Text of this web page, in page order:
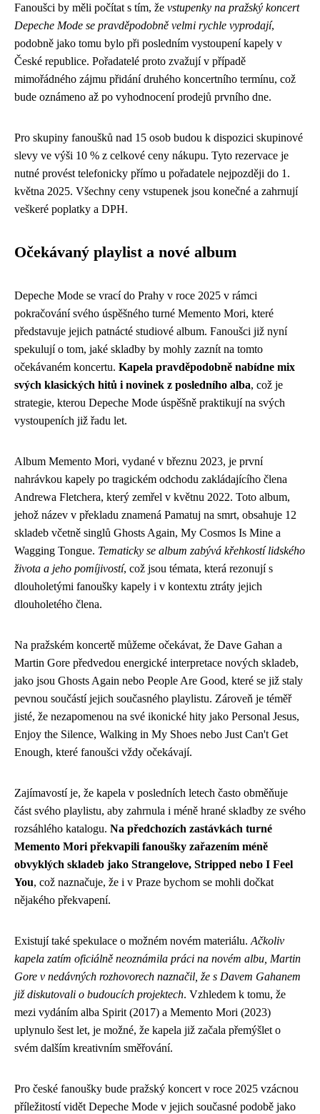
Fanoušci by měli počítat s tím, že vstupenky na pražský koncert
Depeche Mode se pravděpodobně velmi rychle vyprodají,
podobně jako tomu bylo při posledním vystoupení kapely v
České republice. Pořadatelé proto zvažují v případě
mimořádného zájmu přidání druhého koncertního termínu, což
bude oznámeno až po vyhodnocení prodejů prvního dne.
Pro skupiny fanoušků nad 15 osob budou k dispozici skupinové
slevy ve výši 10 % z celkové ceny nákupu. Tyto rezervace je
nutné provést telefonicky přímo u pořadatele nejpozději do 1.
května 2025. Všechny ceny vstupenek jsou konečné a zahrnují
veškeré poplatky a DPH.
Očekávaný playlist a nové album
Depeche Mode se vrací do Prahy v roce 2025 v rámci
pokračování svého úspěšného turné Memento Mori, které
představuje jejich patnácté studiové album. Fanoušci již nyní
spekulují o tom, jaké skladby by mohly zaznít na tomto
očekávaném koncertu. Kapela pravděpodobně nabídne mix
svých klasických hitů i novinek z posledního alba, což je
strategie, kterou Depeche Mode úspěšně praktikují na svých
vystoupeních již řadu let.
Album Memento Mori, vydané v březnu 2023, je první
nahrávkou kapely po tragickém odchodu zakládajícího člena
Andrewa Fletchera, který zemřel v květnu 2022. Toto album,
jehož název v překladu znamená Pamatuj na smrt, obsahuje 12
skladeb včetně singlů Ghosts Again, My Cosmos Is Mine a
Wagging Tongue. Tematicky se album zabývá křehkostí lidského
života a jeho pomíjivostí, což jsou témata, která rezonují s
dlouholetými fanoušky kapely i v kontextu ztráty jejich
dlouholetého člena.
Na pražském koncertě můžeme očekávat, že Dave Gahan a
Martin Gore předvedou energické interpretace nových skladeb,
jako jsou Ghosts Again nebo People Are Good, které se již staly
pevnou součástí jejich současného playlistu. Zároveň je téměř
jisté, že nezapomenou na své ikonické hity jako Personal Jesus,
Enjoy the Silence, Walking in My Shoes nebo Just Can't Get
Enough, které fanoušci vždy očekávají.
Zajímavostí je, že kapela v posledních letech často obměňuje
část svého playlistu, aby zahrnula i méně hrané skladby ze svého
rozsáhlého katalogu. Na předchozích zastávkách turné
Memento Mori překvapili fanoušky zařazením méně
obvyklých skladeb jako Strangelove, Stripped nebo I Feel
You, což naznačuje, že i v Praze bychom se mohli dočkat
nějakého překvapení.
Existují také spekulace o možném novém materiálu. Ačkoliv
kapela zatím oficiálně neoznámila práci na novém albu, Martin
Gore v nedávných rozhovorech naznačil, že s Davem Gahanem
již diskutovali o budoucích projektech. Vzhledem k tomu, že
mezi vydáním alba Spirit (2017) a Memento Mori (2023)
uplynulo šest let, je možné, že kapela již začala přemýšlet o
svém dalším kreativním směřování.
Pro české fanoušky bude pražský koncert v roce 2025 vzácnou
příležitostí vidět Depeche Mode v jejich současné podobě jako